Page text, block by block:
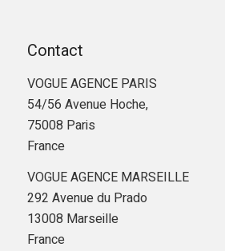
Contact
VOGUE AGENCE PARIS
54/56 Avenue Hoche,
75008 Paris
France
VOGUE AGENCE MARSEILLE
292 Avenue du Prado
13008 Marseille
France